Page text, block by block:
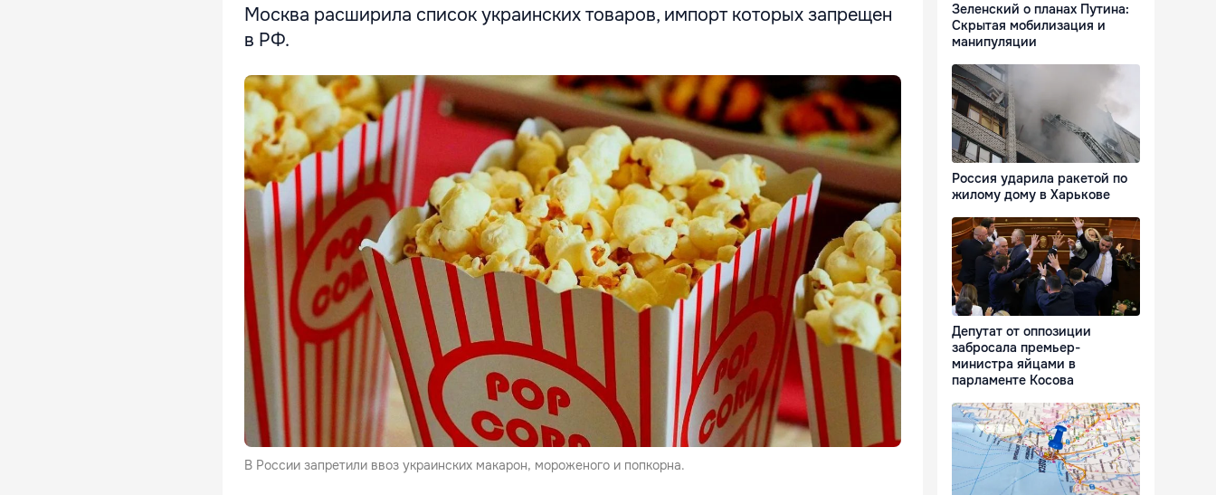
Москва расширила список украинских товаров, импорт которых запрещен
в РФ.
В России запретили ввоз украинских макарон, мороженого и попкорна.
Зеленский о планах Путина:
Скрытая мобилизация и
манипуляции
Россия ударила ракетой по
жилому дому в Харькове
Депутат от оппозиции
забросала премьер-
министра яйцами в
парламенте Косова